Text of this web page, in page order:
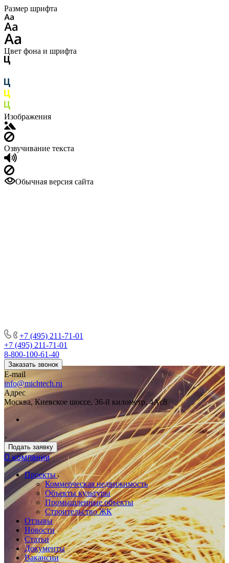
Размер шрифта
Цвет фона и шрифта
Изображения
Озвучивание текста
Обычная версия сайта
+7 (495) 211-71-01
+7 (495) 211-71-01
8-800-100-61-40
Заказать звонок
E-mail
info@michtech.ru
Адрес
Москва, Киевское шоссе, 36-й километр, 4Ас8
Подать заявку
О компании
Проекты
Коммерческая недвижимость
Объекты культуры
Промышленные объекты
Строительство ЖК
Отзывы
Новости
Статьи
Документы
Вакансии